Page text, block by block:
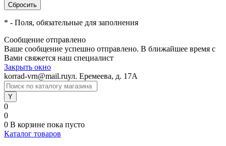
* - Поля, обязательные для заполнения
Сообщение отправлено
Ваше сообщение успешно отправлено. В ближайшее время с
Вами свяжется наш специалист
Закрыть окно
korrad-vrn@mail.ruул. Еремеева, д. 17А
0
0
0 В корзине пока пусто
Каталог товаров